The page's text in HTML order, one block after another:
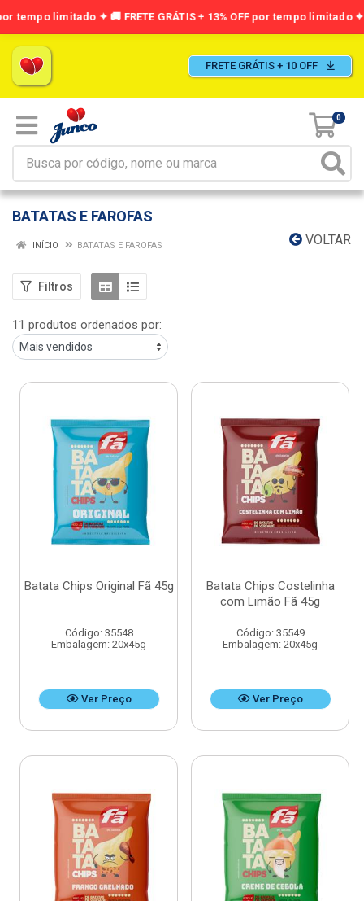
FRETE GRÁTIS + 10 OFF
0
BATATAS E FAROFAS
VOLTAR
INÍCIO BATATAS E FAROFAS
Filtros
11 produtos ordenados por:
Batata Chips Original Fã 45g
Código: 35548
Embalagem: 20x45g
Ver Preço
Batata Chips Costelinha
com Limão Fã 45g
Código: 35549
Embalagem: 20x45g
Ver Preço